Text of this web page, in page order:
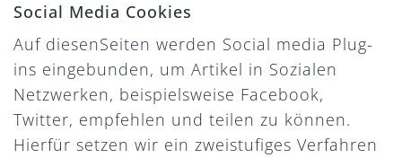
Social Media Cookies
Auf diesenSeiten werden Social media Plug-
ins eingebunden, um Artikel in Sozialen
Netzwerken, beispielsweise Facebook,
Twitter, empfehlen und teilen zu können.
Hierfür setzen wir ein zweistufiges Verfahren